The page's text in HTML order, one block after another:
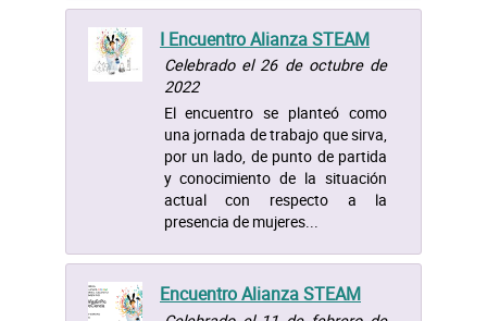
I Encuentro Alianza STEAM
Celebrado el 26 de octubre de
2022
El encuentro se planteó como
una jornada de trabajo que sirva,
por un lado, de punto de partida
y conocimiento de la situación
actual con respecto a la
presencia de mujeres...
Encuentro Alianza STEAM